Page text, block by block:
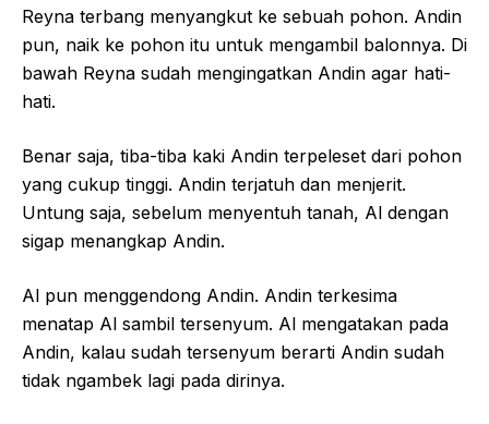
Reyna terbang menyangkut ke sebuah pohon. Andin
pun, naik ke pohon itu untuk mengambil balonnya. Di
bawah Reyna sudah mengingatkan Andin agar hati-
hati.
Benar saja, tiba-tiba kaki Andin terpeleset dari pohon
yang cukup tinggi. Andin terjatuh dan menjerit.
Untung saja, sebelum menyentuh tanah, Al dengan
sigap menangkap Andin.
Al pun menggendong Andin. Andin terkesima
menatap Al sambil tersenyum. Al mengatakan pada
Andin, kalau sudah tersenyum berarti Andin sudah
tidak ngambek lagi pada dirinya.